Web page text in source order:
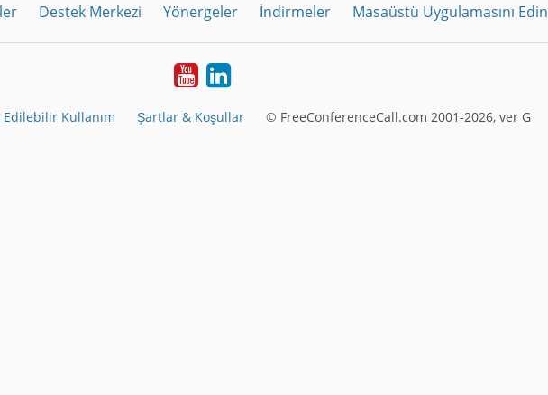
Destek Merkezi Yönergeler İndirmeler Masaüstü Uygulamasını Edin
YoutubeLinkedIn
Edilebilir Kullanım Şartlar & Koşullar © FreeConferenceCall.com 2001-2026, ver G